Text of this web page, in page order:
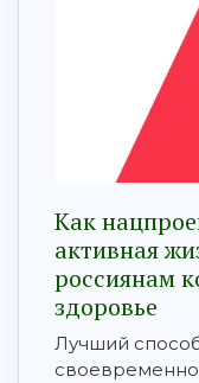
Как
активная
россиянам
здоровье
Лучший